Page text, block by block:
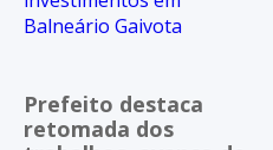
Prefeito destaca
retomada dos